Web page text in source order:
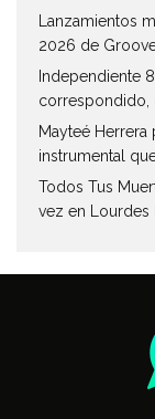
Lanzamientos
2026 de
Independiente
correspondido,
Mayteé Herrera
instrumental
Todos Tus
vez en Lourdes